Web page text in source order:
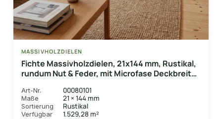
MASSIVHOLZDIELEN
Fichte Massivholzdielen, 21x144 mm, Rustikal,
rundum Nut & Feder, mit Microfase Deckbreite
Art-Nr. 00080101
Maße 21 × 144 mm
Sortierung Rustikal
Verfügbar 1.529,28 m²